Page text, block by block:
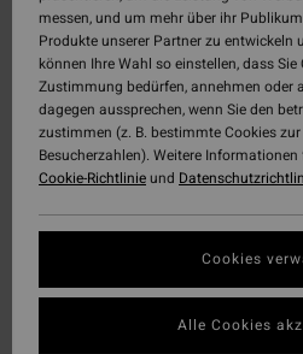
messen, und um mehr über ihr
Produkte unserer Partner zu entwickeln
können Ihre Wahl so einstellen, dass Sie
Zustimmung bedürfen, annehmen oder
dagegen aussprechen, wenn Sie den
zustimmen (z. B. bestimmte Cookies
Besucherzahlen). Weitere Informationen
Cookie-Richtlinieund
Cookies
Alle Cookies